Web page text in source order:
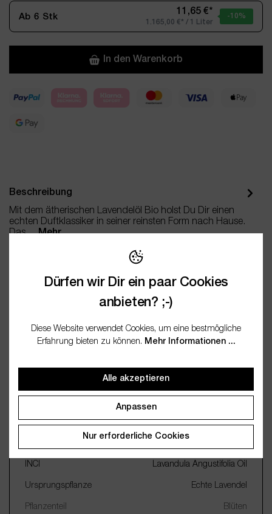
Ab 6 Stk
11,65 €*
1.165,00 €* / 1 Liter
-10%
In den Warenkorb
Beschreibung
Mit dem ätherischen Lavendelöl Bio holst Du Dir einen
echten Duftklassiker in seiner reinsten Form nach Hause.
Das…Mehr
Dokumentation
Wichtige Merkmale
Name Lavendel bio
INCI Lavandula Angustifolia Oil
Ursprungspflanze Echte Lavendel
Pflanzenteil Blüten
Dürfen wir Dir ein paar Cookies
anbieten? ;-)
Diese Website verwendet Cookies, um eine bestmögliche
Erfahrung bieten zu können. Mehr Informationen ...
Alle akzeptieren
Anpassen
Nur erforderliche Cookies